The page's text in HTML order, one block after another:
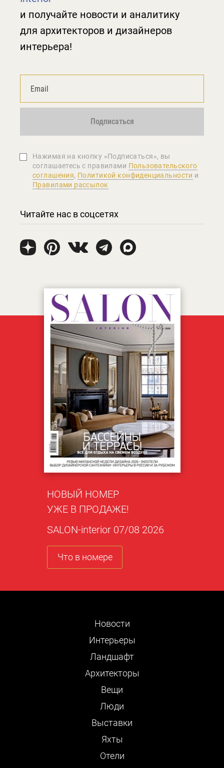
и получайте новости и аналитику
для архитекторов и дизайнеров
интерьера!
Подписаться
Нажимая на кнопку «Подписаться», вы
соглашаетеcь с правилами Пользовательского
соглашения, Политикой конфиденциальности и
Правилами рассылок
Читайте нас в соцсетях
НОВЫЙ НОМЕР
УЖЕ В ПРОДАЖЕ!
SALON-interior 07/08 2026
Что в номере
Новости
Интерьеры
Ландшафт
Архитекторы
Вещи
Люди
Выставки
Яхты
Отели